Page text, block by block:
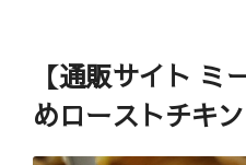
【通販サイト ミ
めローストチキン